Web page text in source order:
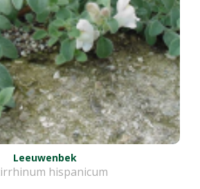
Leeuwenbek
hispanicum